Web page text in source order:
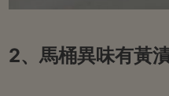
2、馬桶異味有黃